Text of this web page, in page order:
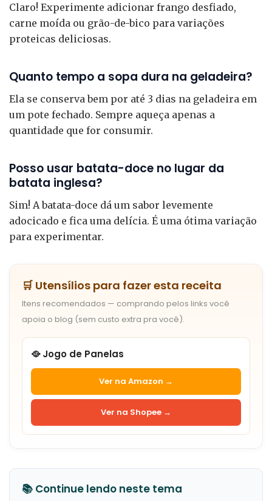
Claro! Experimente adicionar frango desfiado,
carne moída ou grão-de-bico para variações
proteicas deliciosas.
Quanto tempo a sopa dura na geladeira?
Ela se conserva bem por até 3 dias na geladeira em
um pote fechado. Sempre aqueça apenas a
quantidade que for consumir.
Posso usar batata-doce no lugar da
batata inglesa?
Sim! A batata-doce dá um sabor levemente
adocicado e fica uma delícia. É uma ótima variação
para experimentar.
🛒 Utensílios para fazer esta receita
Itens recomendados — comprando pelos links você
apoia o blog (sem custo extra pra você).
🥘 Jogo de Panelas
Ver na Amazon →
Ver na Shopee →
📚 Continue lendo neste tema